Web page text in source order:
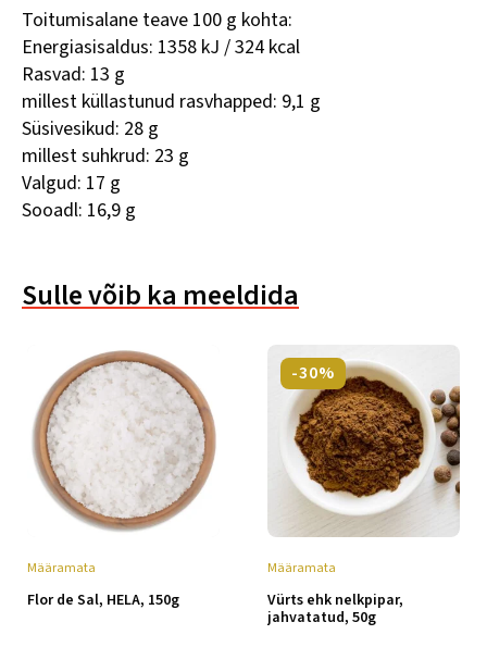
Toitumisalane teave 100 g kohta:
Energiasisaldus: 1358 kJ / 324 kcal
Rasvad: 13 g
millest küllastunud rasvhapped: 9,1 g
Süsivesikud: 28 g
millest suhkrud: 23 g
Valgud: 17 g
Sooadl: 16,9 g
Sulle võib ka meeldida
Määramata
Flor de Sal, HELA, 150g
-30%
Määramata
Vürts ehk nelkpipar,
jahvatatud, 50g